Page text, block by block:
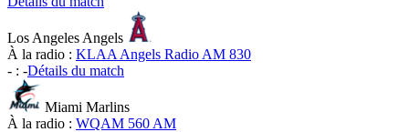
Los Angeles Angels
À la radio : KLAA Angels Radio AM 830
- : -Détails du match
Miami Marlins
À la radio : WQAM 560 AM